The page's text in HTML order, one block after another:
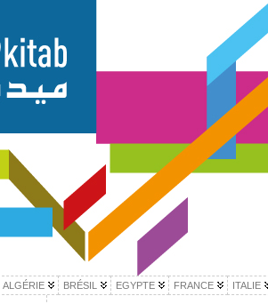
ALGÉRIE BRÉSIL EGYPTE FRANCE ITALIE